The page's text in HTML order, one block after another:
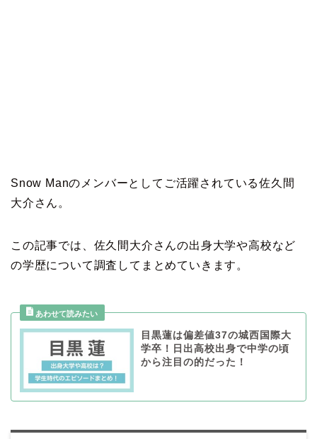
Snow Manのメンバーとしてご活躍されている佐久間
大介さん。
この記事では、佐久間大介さんの出身大学や高校など
の学歴について調査してまとめていきます。
目黒蓮は偏差値37の城西国際大
学卒！日出高校出身で中学の頃
から注目の的だった！